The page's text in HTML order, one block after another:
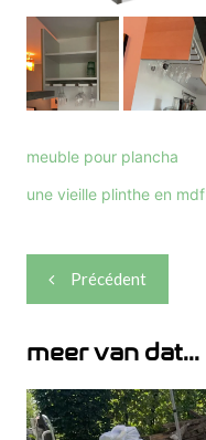
meuble pour plancha
une vieille plinthe en mdf
Navigation
de
l’article
Précédent
meer van dat...